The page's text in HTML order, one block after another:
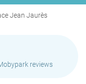
Jean Jaurès
reviews